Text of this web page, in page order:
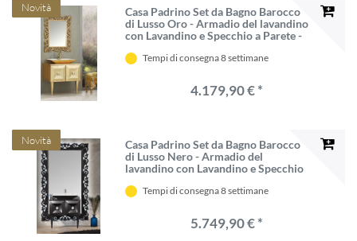
Novità
Casa Padrino Set da Bagno Barocco
di Lusso Oro - Armadio del lavandino
con Lavandino e Specchio a Parete -
Sontuoso
Tempi di consegna 8 settimane
4.179,90 € *
Novità
Casa Padrino Set da Bagno Barocco
di Lusso Nero - Armadio del
lavandino con Lavandino e Specchio
in Stile Barocco
Tempi di consegna 8 settimane
5.749,90 € *